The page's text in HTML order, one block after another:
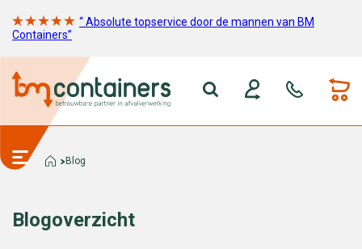
“ Absolute topservice door de mannen van BM
Containers”
Blog
Blogoverzicht